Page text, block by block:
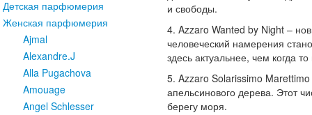
Детская парфюмерия
Женская парфюмерия
Ajmal
Alexandre.J
Alla Pugachova
Amouage
Angel Schlesser
и свободы.
4. Azzaro Wanted by Night –
человеческий намерения
здесь актуальнее, чем когда
5. Azzaro Solarissimo Marettimo
апельсинового дерева. Этот
берегу моря.